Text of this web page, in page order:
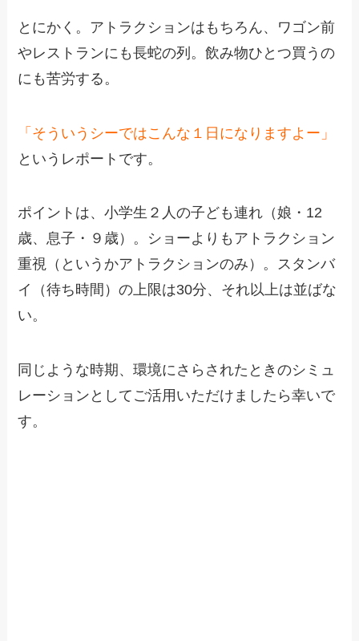
とにかく。アトラクションはもちろん、ワゴン前
やレストランにも長蛇の列。飲み物ひとつ買うの
にも苦労する。
「そういうシーではこんな１日になりますよー」
というレポートです。
ポイントは、小学生２人の子ども連れ（娘・12
歳、息子・９歳）。ショーよりもアトラクション
重視（というかアトラクションのみ）。スタンバ
イ（待ち時間）の上限は30分、それ以上は並ばな
い。
同じような時期、環境にさらされたときのシミュ
レーションとしてご活用いただけましたら幸いで
す。